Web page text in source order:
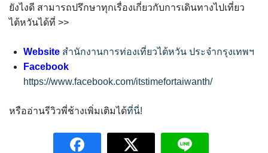
ยังไงดี สามารถปรึกษาทุกเรื่องเกี่ยวกับการเดินทางไปเที่ยว
ไต้หวันได้ที่ >>
Website สำนักงานการท่องเที่ยวไต้หวัน ประจำกรุงเทพฯ
Facebook
https://www.facebook.com/itstimefortaiwanth/
หรืออ่านรีวิวพี่ช้างเพิ่มเติมได้ที่นี่!